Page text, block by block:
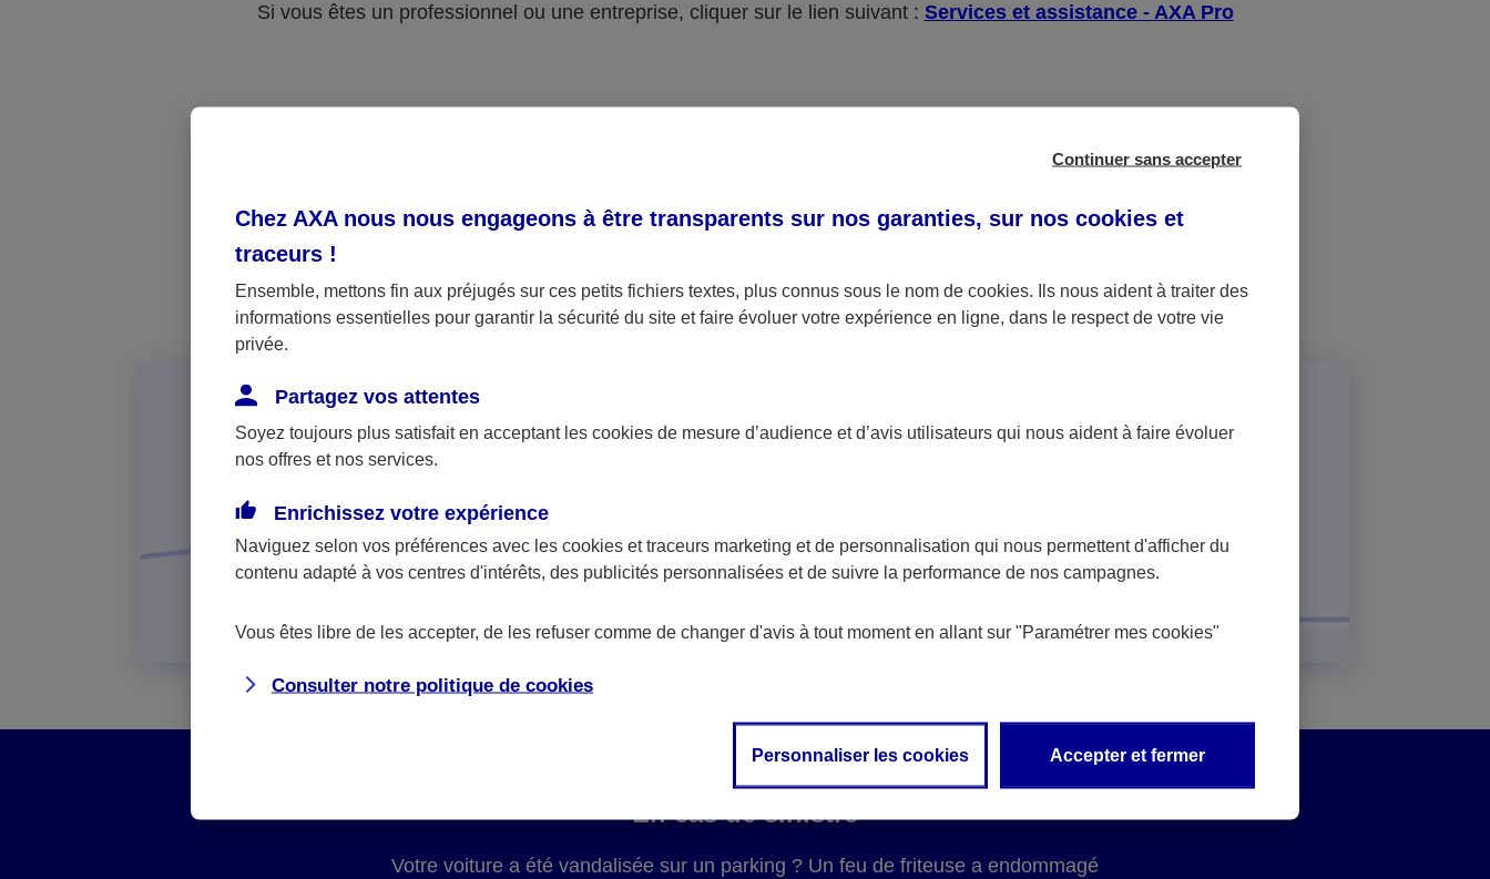
Si vous êtes un professionnel ou une entreprise, cliquer sur le lien suivant : Services et assistance - AXA Pro
Tous les contacts AXA
poche !
En cas de sinistre
Votre voiture a été vandalisée sur un parking ? Un feu de friteuse a endommagé
Continuer sans accepter
Chez AXA nous nous engageons à être transparents sur nos garanties, sur nos cookies et
traceurs !
Ensemble, mettons fin aux préjugés sur ces petits fichiers textes, plus connus sous le nom de cookies. Ils nous aident à traiter des
informations essentielles pour garantir la sécurité du site et faire évoluer votre expérience en ligne, dans le respect de votre vie
privée.
Partagez vos attentes
Soyez toujours plus satisfait en acceptant les cookies de mesure d’audience et d’avis utilisateurs qui nous aident à faire évoluer
nos offres et nos services.
Enrichissez votre expérience
Naviguez selon vos préférences avec les cookies et traceurs marketing et de personnalisation qui nous permettent d'afficher du
contenu adapté à vos centres d'intérêts, des publicités personnalisées et de suivre la performance de nos campagnes.
Vous êtes libre de les accepter, de les refuser comme de changer d'avis à tout moment en allant sur "Paramétrer mes cookies"
Consulter notre politique de cookies
Personnaliser les cookies Accepter et fermer